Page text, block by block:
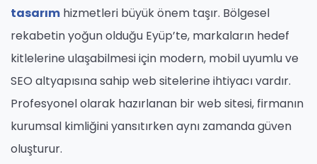
tasarım hizmetleri büyük önem taşır. Bölgesel
rekabetin yoğun olduğu Eyüp’te, markaların hedef
kitlelerine ulaşabilmesi için modern, mobil uyumlu ve
SEO altyapısına sahip web sitelerine ihtiyacı vardır.
Profesyonel olarak hazırlanan bir web sitesi, firmanın
kurumsal kimliğini yansıtırken aynı zamanda güven
oluşturur.